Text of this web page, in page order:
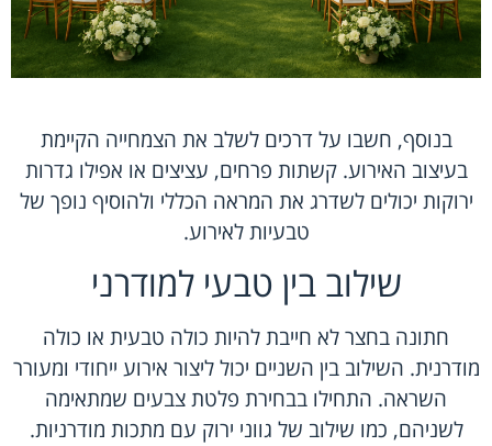
בנוסף, חשבו על דרכים לשלב את הצמחייה הקיימת
בעיצוב האירוע. קשתות פרחים, עציצים או אפילו גדרות
ירוקות יכולים לשדרג את המראה הכללי ולהוסיף נופך של
טבעיות לאירוע.
שילוב בין טבעי למודרני
חתונה בחצר לא חייבת להיות כולה טבעית או כולה
מודרנית. השילוב בין השניים יכול ליצור אירוע ייחודי ומעורר
השראה. התחילו בבחירת פלטת צבעים שמתאימה
לשניהם, כמו שילוב של גווני ירוק עם מתכות מודרניות.